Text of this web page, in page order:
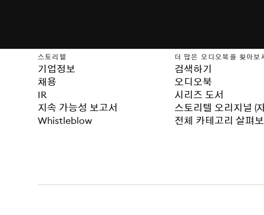
스토리텔
기업정보
채용
IR
지속 가능성 보고서
Whistleblow
더 많은 오디오북을 찾아보
검색하기
오디오북
시리즈 도서
스토리텔 오리지널 (
전체 카테고리 살펴